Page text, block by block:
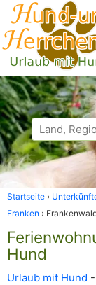
Startseite
Franken
Hund
Urlaub mit Hund